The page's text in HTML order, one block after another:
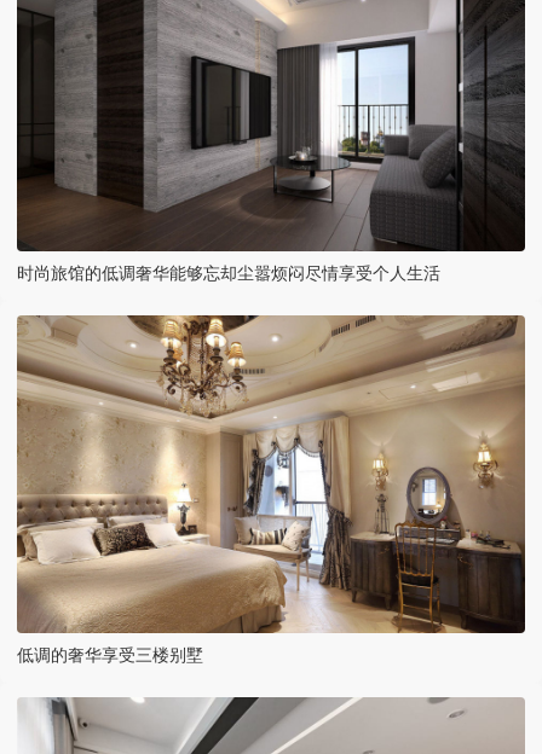
时尚旅馆的低调奢华能够忘却尘嚣烦闷尽情享受个人生活
低调的奢华享受三楼别墅